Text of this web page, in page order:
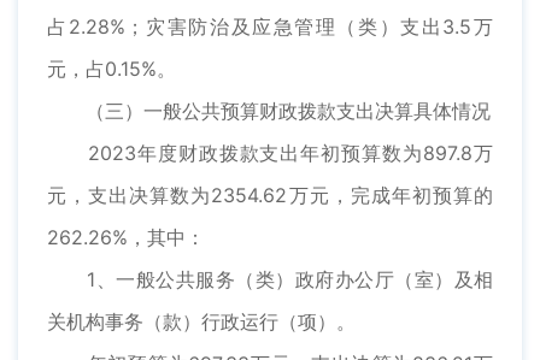
占2.28%；灾害防治及应急管理（类）支出3.5万
元，占0.15%。
（三）一般公共预算财政拨款支出决算具体情况
2023年度财政拨款支出年初预算数为897.8万
元，支出决算数为2354.62万元，完成年初预算的
262.26%，其中：
1、一般公共服务（类）政府办公厅（室）及相
关机构事务（款）行政运行（项）。